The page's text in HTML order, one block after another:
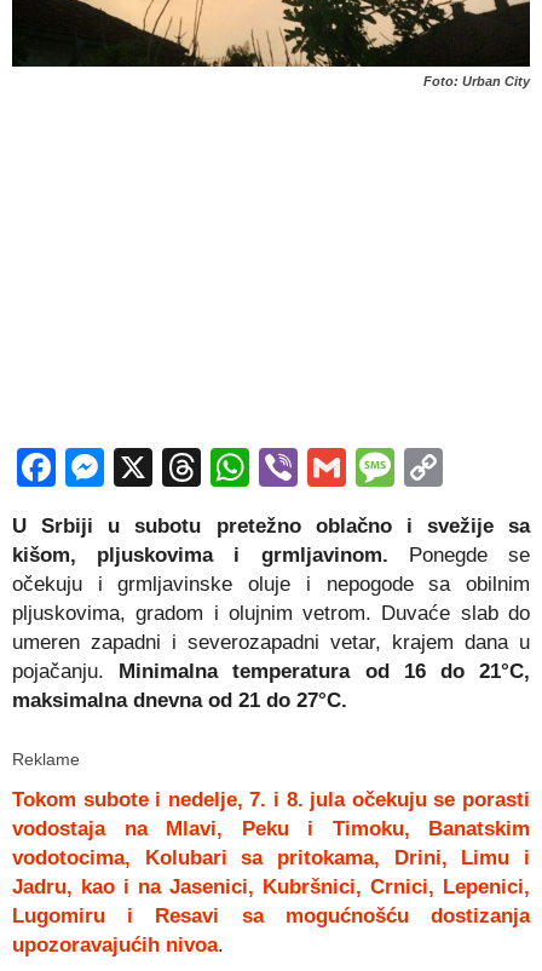
Foto: Urban City
Facebook
Messenger
X Threads
WhatsApp
ViberGmail
Link
U Srbiji u subotu pretežno oblačno i svežije sa
kišom, pljuskovima i grmljavinom. Ponegde se
očekuju i grmljavinske oluje i nepogode sa obilnim
pljuskovima, gradom i olujnim vetrom. Duvaće slab do
umeren zapadni i severozapadni vetar, krajem dana u
pojačanju. Minimalna temperatura od 16 do 21°C,
maksimalna dnevna od 21 do 27°C.
Reklame
Tokom subote i nedelje, 7. i 8. jula očekuju se porasti
vodostaja na Mlavi, Peku i Timoku, Banatskim
vodotocima, Kolubari sa pritokama, Drini, Limu i
Jadru, kao i na Jasenici, Kubršnici, Crnici, Lepenici,
Lugomiru i Resavi sa mogućnošću dostizanja
upozoravajućih nivoa.